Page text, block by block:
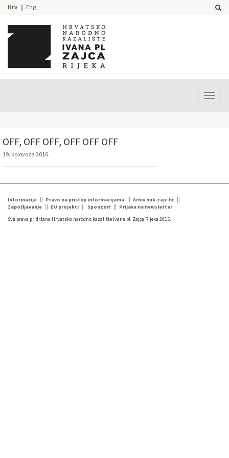
Hrv Eng
OFF, OFF OFF, OFF OFF OFF
19. kolovoza 2016.
Informacije Pravo na pristup informacijama
Arhiv hnk-zajc.hr
Zapošljavanje
EU projekti Sponzori
Prijava na newsletter
Sva prava pridržana Hrvatsko narodno kazalište Ivana pl. Zajca Rijeka 2015.